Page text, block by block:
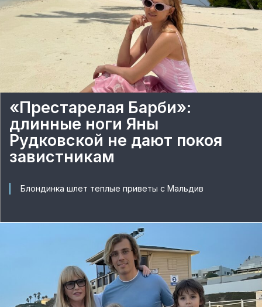
«Престарелая Барби»:
длинные ноги Яны
Рудковской не дают покоя
завистникам
Блондинка шлет теплые приветы с Мальдив